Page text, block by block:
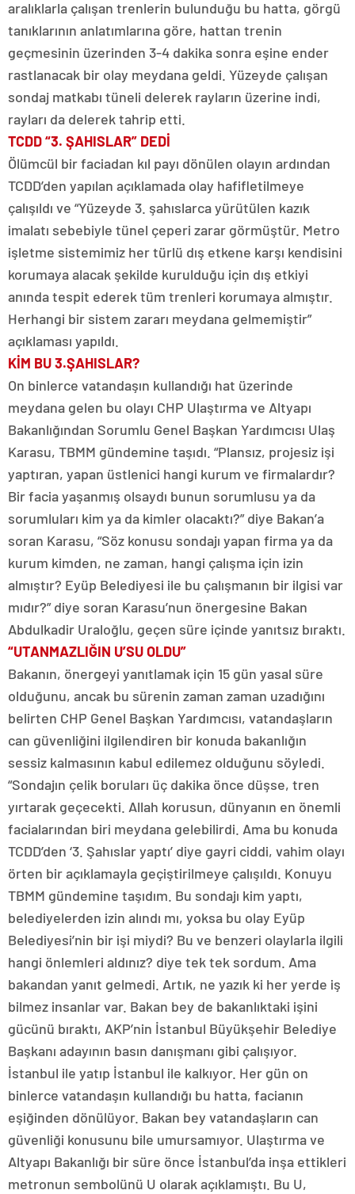
aralıklarla çalışan trenlerin bulunduğu bu hatta, görgü
tanıklarının anlatımlarına göre, hattan trenin
geçmesinin üzerinden 3-4 dakika sonra eşine ender
rastlanacak bir olay meydana geldi. Yüzeyde çalışan
sondaj matkabı tüneli delerek rayların üzerine indi,
rayları da delerek tahrip etti.
TCDD “3. ŞAHISLAR” DEDİ
Ölümcül bir faciadan kıl payı dönülen olayın ardından
TCDD’den yapılan açıklamada olay hafifletilmeye
çalışıldı ve “Yüzeyde 3. şahıslarca yürütülen kazık
imalatı sebebiyle tünel çeperi zarar görmüştür. Metro
işletme sistemimiz her türlü dış etkene karşı kendisini
korumaya alacak şekilde kurulduğu için dış etkiyi
anında tespit ederek tüm trenleri korumaya almıştır.
Herhangi bir sistem zararı meydana gelmemiştir”
açıklaması yapıldı.
KİM BU 3.ŞAHISLAR?
On binlerce vatandaşın kullandığı hat üzerinde
meydana gelen bu olayı CHP Ulaştırma ve Altyapı
Bakanlığından Sorumlu Genel Başkan Yardımcısı Ulaş
Karasu, TBMM gündemine taşıdı. “Plansız, projesiz işi
yaptıran, yapan üstlenici hangi kurum ve firmalardır?
Bir facia yaşanmış olsaydı bunun sorumlusu ya da
sorumluları kim ya da kimler olacaktı?” diye Bakan’a
soran Karasu, “Söz konusu sondajı yapan firma ya da
kurum kimden, ne zaman, hangi çalışma için izin
almıştır? Eyüp Belediyesi ile bu çalışmanın bir ilgisi var
mıdır?” diye soran Karasu’nun önergesine Bakan
Abdulkadir Uraloğlu, geçen süre içinde yanıtsız bıraktı.
“UTANMAZLIĞIN U’SU OLDU”
Bakanın, önergeyi yanıtlamak için 15 gün yasal süre
olduğunu, ancak bu sürenin zaman zaman uzadığını
belirten CHP Genel Başkan Yardımcısı, vatandaşların
can güvenliğini ilgilendiren bir konuda bakanlığın
sessiz kalmasının kabul edilemez olduğunu söyledi.
“Sondajın çelik boruları üç dakika önce düşse, tren
yırtarak geçecekti. Allah korusun, dünyanın en önemli
facialarından biri meydana gelebilirdi. Ama bu konuda
TCDD’den ‘3. Şahıslar yaptı’ diye gayri ciddi, vahim olayı
örten bir açıklamayla geçiştirilmeye çalışıldı. Konuyu
TBMM gündemine taşıdım. Bu sondajı kim yaptı,
belediyelerden izin alındı mı, yoksa bu olay Eyüp
Belediyesi’nin bir işi miydi? Bu ve benzeri olaylarla ilgili
hangi önlemleri aldınız? diye tek tek sordum. Ama
bakandan yanıt gelmedi. Artık, ne yazık ki her yerde iş
bilmez insanlar var. Bakan bey de bakanlıktaki işini
gücünü bıraktı, AKP’nin İstanbul Büyükşehir Belediye
Başkanı adayının basın danışmanı gibi çalışıyor.
İstanbul ile yatıp İstanbul ile kalkıyor. Her gün on
binlerce vatandaşın kullandığı bu hatta, facianın
eşiğinden dönülüyor. Bakan bey vatandaşların can
güvenliği konusunu bile umursamıyor. Ulaştırma ve
Altyapı Bakanlığı bir süre önce İstanbul’da inşa ettikleri
metronun sembolünü U olarak açıklamıştı. Bu U,